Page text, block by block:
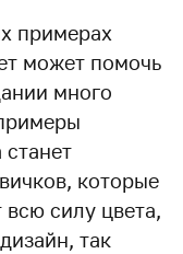
примерах
может помочь
много
которые
силу цвета,
так